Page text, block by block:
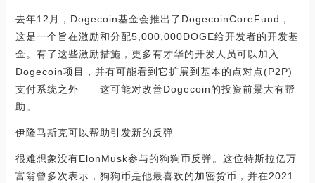
去年12月，Dogecoin基金会推出了DogecoinCoreFund，
这是一个旨在激励和分配5,000,000DOGE给开发者的开发基
金。有了这些激励措施，更多有才华的开发人员可以加入
Dogecoin项目，并有可能看到它扩展到基本的点对点(P2P)
支付系统之外——这可能对改善Dogecoin的投资前景大有帮
助。
伊隆马斯克可以帮助引发新的反弹
很难想象没有ElonMusk参与的狗狗币反弹。这位特斯拉亿万
富翁曾多次表示，狗狗币是他最喜欢的加密货币，并在2021